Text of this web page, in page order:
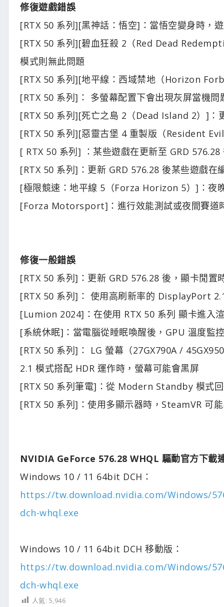
修復遊戲錯誤
[RTX 50 系列][黑神話：悟空]：當悟空變身時，
[RTX 50 系列][碧血狂殺 2（Red Dead
模式則無此問題
[RTX 50 系列][地平線：西域禁地（Horizon
[RTX 50 系列]： 多螢幕配置下會出現灰屏當機問
[RTX 50 系列][死亡之島 2（Dead Island 2）]：
[RTX 50 系列][惡靈古堡 4 重製版（Resident
[ RTX 50 系列] ：某些遊戲在更新至 GRD
[RTX 50 系列]：更新 GRD 576.28 後某些遊戲在
[極限競速：地平線 5（Forza Horizon 5）]：夜
[Forza Motorsport]：進行效能測試或夜間賽道
修復一般錯誤
[RTX 50 系列]：更新 GRD 576.28 後，顯卡閒置
[RTX 50 系列]： 使用高刷新率的 DisplayPort
[Lumion 2024]：在使用 RTX 50 系列 顯卡進入
[系統休眠]：當電腦從睡眠喚醒後，GPU 溫度監
[RTX 50 系列]： LG 螢幕（27GX790A /
2.1 模式搭配 HDR 運作時，螢幕可能會黑屏
[RTX 50 系列筆電]：從 Modern Standby 模式
[RTX 50 系列]：使用多顯示器時，SteamVR 可
NVIDIA GeForce 576.28 WHQL 驅動官方下載
Windows 10 / 11 64bit DCH：
https://tw.download.nvidia.com/Windows/
dch-whql.exe
Windows 10 / 11 64bit DCH 移動版：
https://tw.download.nvidia.com/Windows/
dch-whql.exe
人氣: 5,946